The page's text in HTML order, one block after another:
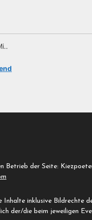
Betrieb der Seite:
inklusive Bildrechte
der/die beim jeweiligen